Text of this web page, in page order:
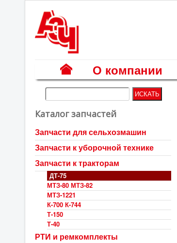
Г
л
а
в
н
а
я
О компании
Каталог запчастей
Запчасти для сельхозмашин
Запчасти к уборочной технике
Запчасти к тракторам
ДТ-75
МТЗ-80 МТЗ-82
МТЗ-1221
К-700 К-744
Т-150
Т-40
РТИ и ремкомплекты